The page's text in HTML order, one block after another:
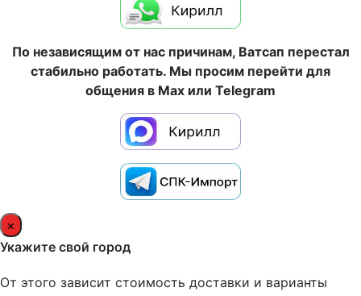
По независящим от нас причинам, Ватсап перестал
стабильно работать. Мы просим перейти для
общения в Max или Telegram
×
Укажите свой город
От этого зависит стоимость доставки и варианты